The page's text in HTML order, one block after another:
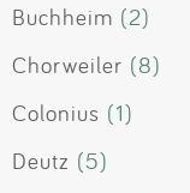
Buchheim (2)
Chorweiler (8)
Colonius (1)
Deutz (5)